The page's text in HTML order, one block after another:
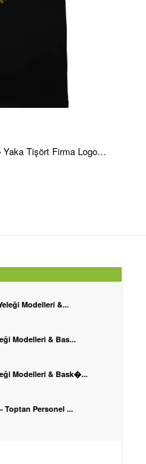
Yaka Tişört Firma Logo…
Modelleri &...
Modelleri & Bas...
Modelleri & Bask�...
Toptan Personel ...